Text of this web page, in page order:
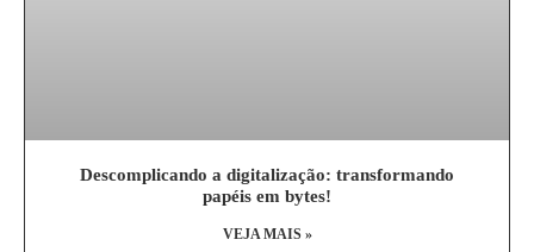
Descomplicando a digitalização: transformando
papéis em bytes!
VEJA MAIS »